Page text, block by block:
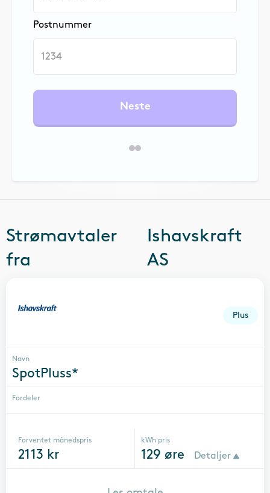
Postnummer
Neste
Strømavtaler
fra
Ishavskraft
AS
Plus
Navn
SpotPluss*
Fordeler
Forventet månedspris
2113 kr
kWh pris
129 øre Detaljer